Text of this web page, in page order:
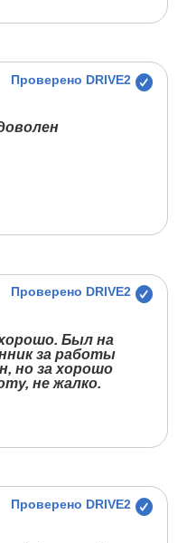
Проверено DRIVE2
Проверено DRIVE2
Был на
за работы
но за хорошо
не жалко.
Проверено DRIVE2